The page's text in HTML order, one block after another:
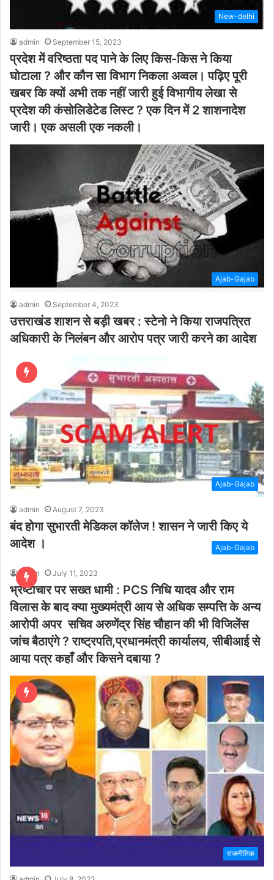
New-delhi
admin September 15, 2023
प्रदेश में वरिष्ठता पद पाने के लिए किस-किस ने किया
घोटाला ? और कौन सा विभाग निकला अव्वल। पढ़िए पूरी
खबर कि क्यों अभी तक नहीं जारी हुई विभागीय लेखा से
प्रदेश की कंसोलिडेटेड लिस्ट ? एक दिन में 2 शाशनादेश
जारी। एक असली एक नकली।
Ajab-Gajab
admin September 4, 2023
उत्तराखंड शाशन से बड़ी खबर : स्टेनो ने किया राजपत्रित
अधिकारी के निलंबन और आरोप पत्र जारी करने का आदेश
Ajab-Gajab
admin August 7, 2023
बंद होगा सुभारती मेडिकल कॉलेज ! शासन ने जारी किए ये
आदेश ।
Ajab-Gajab
admin July 11, 2023
भ्रष्टाचार पर सख्त धामी : PCS निधि यादव और राम
विलास के बाद क्या मुख्यमंत्री आय से अधिक सम्पत्ति के अन्य
आरोपी अपर सचिव अरुणेंद्र सिंह चौहान की भी विजिलेंस
जांच बैठाएंगे ? राष्ट्रपति,प्रधानमंत्री कार्यालय, सीबीआई से
आया पत्र कहाँ और किसने दबाया ?
राजनीतिक